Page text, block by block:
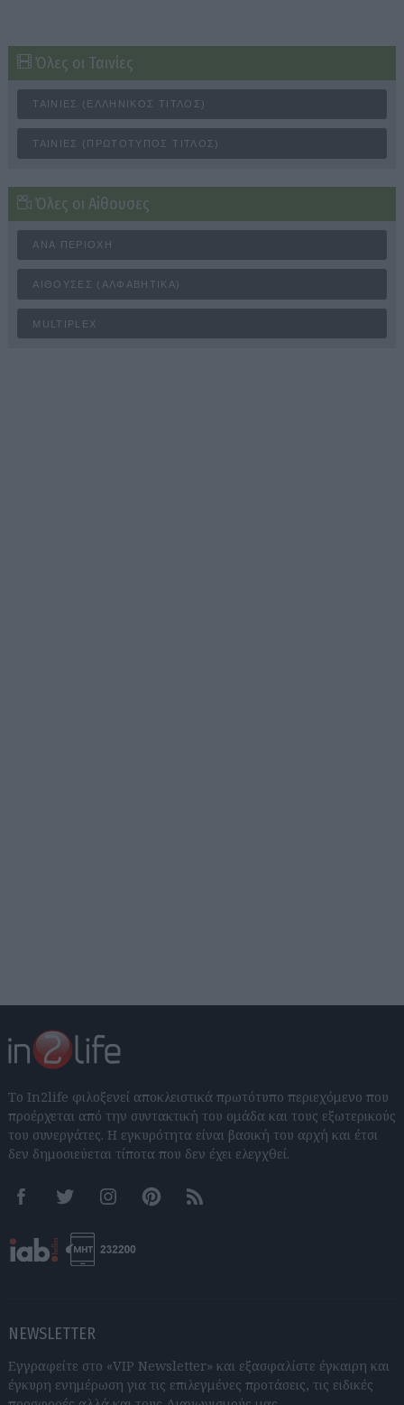
Όλες οι Ταινίες
ΤΑΙΝΊΕΣ (ΕΛΛΗΝΙΚΌΣ ΤΊΤΛΟΣ)
ΤΑΙΝΊΕΣ (ΠΡΩΤΌΤΥΠΟΣ ΤΊΤΛΟΣ)
Όλες οι Αίθουσες
ΑΝΆ ΠΕΡΙΟΧΉ
ΑΊΘΟΥΣΕΣ (ΑΛΦΑΒΗΤΙΚΆ)
MULTIPLEX
Το In2life φιλοξενεί αποκλειστικά πρωτότυπο περιεχόμενο που
προέρχεται από την συντακτική του ομάδα και τους εξωτερικούς
του συνεργάτες. Η εγκυρότητα είναι βασική του αρχή και έτσι
δεν δημοσιεύεται τίποτα που δεν έχει ελεγχθεί.
FacebookTwitter InstagramPinterestRSS feeds
NEWSLETTER
Εγγραφείτε στο «VIP Newsletter» και εξασφαλίστε έγκαιρη και
έγκυρη ενημέρωση για τις επιλεγμένες προτάσεις, τις ειδικές